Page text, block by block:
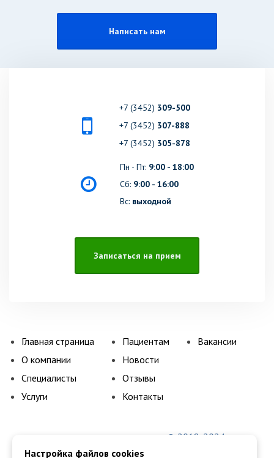
Написать нам
Главная страница
О компании
Специалисты
Услуги
Пациентам
Новости
Отзывы
Контакты
Вакансии
© 2018-2024
+7 (3452) 309-500
+7 (3452) 307-888
+7 (3452) 305-878
Пн - Пт: 9:00 - 18:00
Сб: 9:00 - 16:00
Вс: выходной
Записаться на прием
Настройка файлов cookies